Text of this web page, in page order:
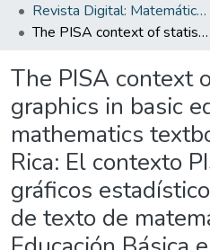
Revista Digital: Matemática, Educación e Internet
The PISA context of statistical graphics in basic education mathematics textbooks in Costa Rica: El contexto PISA de los gráficos estadísticos en los libros de texto de matemáticas de Educación Básica en Costa Rica
The PISA context
graphics in basic
mathematics
Rica: El contexto
gráficos
de texto de